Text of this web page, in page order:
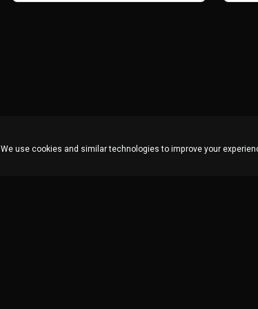
We use cookies and similar technologies to improve your